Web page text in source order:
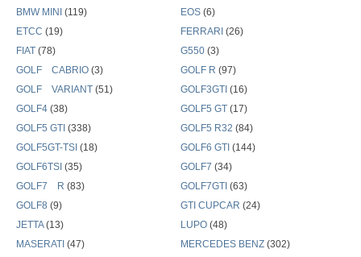
BMW MINI (119) EOS(6)
ETCC (19) FERRARI (26)
FIAT (78) G550(3)
GOLF CABRIO (3) GOLF R (97)
GOLF VARIANT (51) GOLF3GTI (16)
GOLF4 (38) GOLF5 GT(17)
GOLF5 GTI (338) GOLF5 R32 (84)
GOLF5GT-TSI (18) GOLF6 GTI (144)
GOLF6TSI (35) GOLF7 (34)
GOLF7 R (83) GOLF7GTI (63)
GOLF8 (9) GTI CUPCAR (24)
JETTA(13) LUPO(48)
MASERATI (47) MERCEDES BENZ(302)